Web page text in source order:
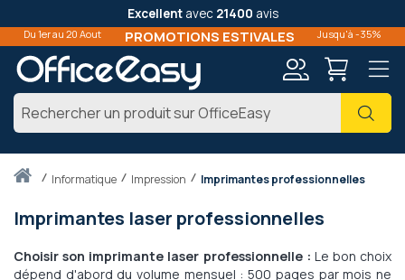
Excellentavec 21400 avis
Du 1er au 20 Aout PROMOTIONS ESTIVALES Jusqu'à -35%
Accueilinformatique Impression Imprimantes professionnelles
Imprimantes laser professionnelles
Choisir son imprimante laser professionnelle : Le bon choix
dépend d'abord du volume mensuel : 500 pages par mois ne